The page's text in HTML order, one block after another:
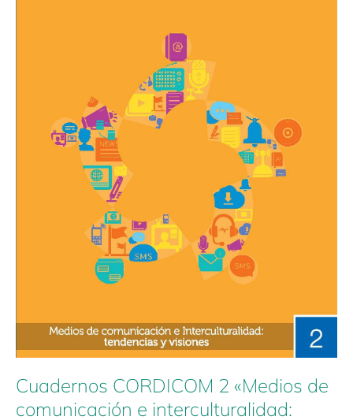
Cuadernos CORDICOM 2 «Medios de
comunicación e interculturalidad: